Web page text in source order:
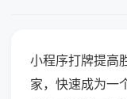
小程序打牌提高
家，快速成为一